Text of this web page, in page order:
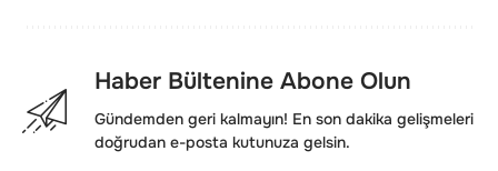
Haber Bültenine Abone Olun
Gündemden geri kalmayın! En son dakika gelişmeleri
doğrudan e-posta kutunuza gelsin.